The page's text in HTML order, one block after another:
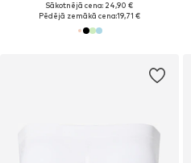
Sākotnējā cena: 24,90 €
Pēdējā zemākā cena:19,71 €